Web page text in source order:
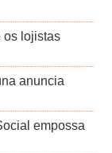
os lojistas
anuncia
empossa